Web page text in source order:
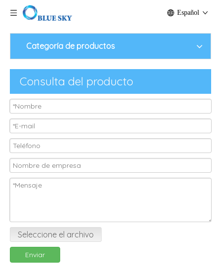
Español
Categoría de productos
Consulta del producto
Seleccione el archivo
Enviar